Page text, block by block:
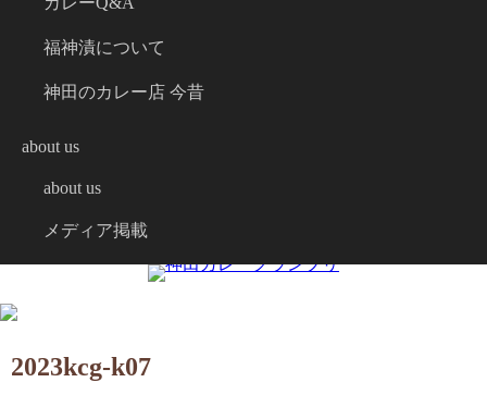
福神漬について
神田のカレー店 今昔
about us
about us
メディア掲載
2023kcg-k07